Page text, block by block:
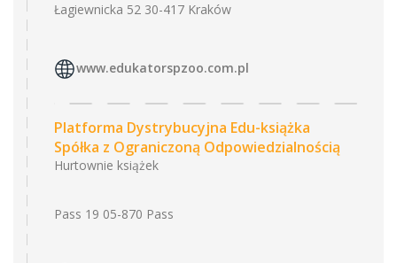
Łagiewnicka 52 30-417 Kraków
www.edukatorspzoo.com.pl
Platforma Dystrybucyjna Edu-książka
Spółka z Ograniczoną Odpowiedzialnością
Hurtownie książek
Pass 19 05-870 Pass